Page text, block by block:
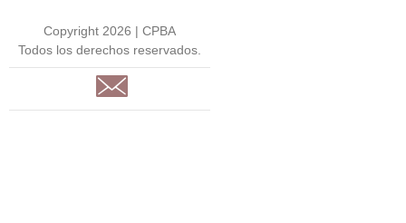
Copyright 2026 | CPBA
Todos los derechos reservados.